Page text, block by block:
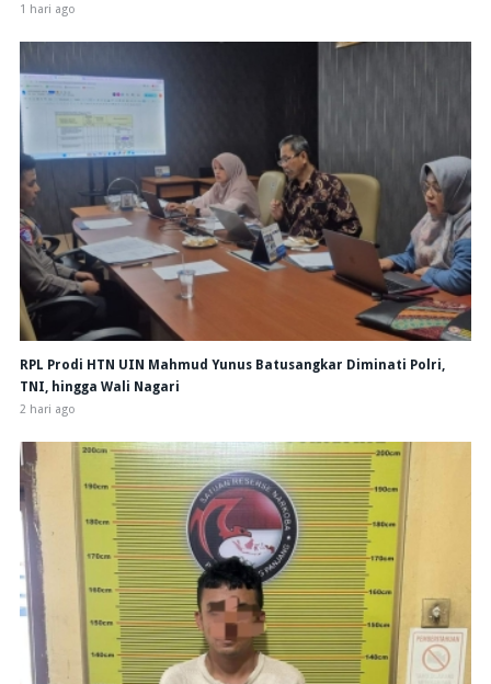
1 hari ago
RPL Prodi HTN UIN Mahmud Yunus Batusangkar Diminati Polri,
TNI, hingga Wali Nagari
2 hari ago